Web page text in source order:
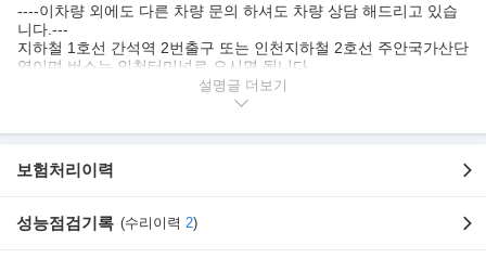
----이차량 외에도 다른 차량 문의 하셔도 차량 상담 해드리고 있습
니다.---
지하철 1호선 간석역 2번출구 또는 인천지하철 2호선 주안국가산단
역이며 버스는 인천터미널로 오시면 됩니다.
근거리 분들을 위해 교통편이 불편한 분들은 미리 연락 주시면 계신
곳 까지 픽업 나가 드립니다.--------
장단점
-
설명글
보험처리이력
성능점검기록 (수리이력 2)